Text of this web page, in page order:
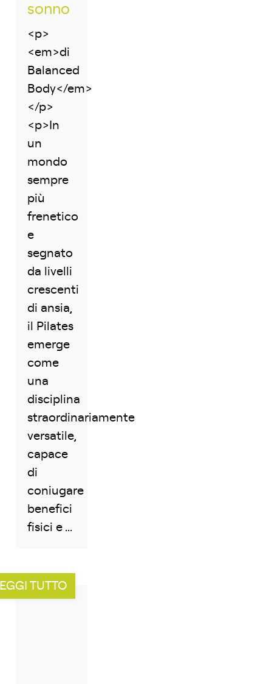
sonno
<p>
<em>di
Balanced
Body</em>
</p>
<p>In
un
mondo
sempre
più
frenetico
e
segnato
da livelli
crescenti
di ansia,
il Pilates
emerge
come
una
disciplina
straordinariamente
versatile,
capace
di
coniugare
benefici
fisici e ...
TUTTO